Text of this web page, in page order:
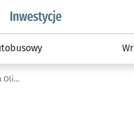
wroclaw.pl podserwis:
Wymiana stelaży podtynkowych w części trybuny wschodniej Stadionu Olimpijskiego